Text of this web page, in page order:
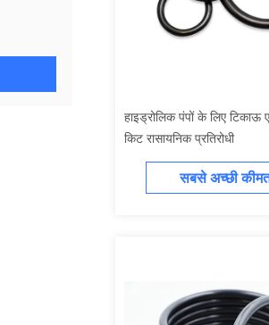
हाइड्रोलिक पंपों के लिए टिकाऊ
किट रासायनिक प्रतिरोधी
सबसे अच्छी कीमत